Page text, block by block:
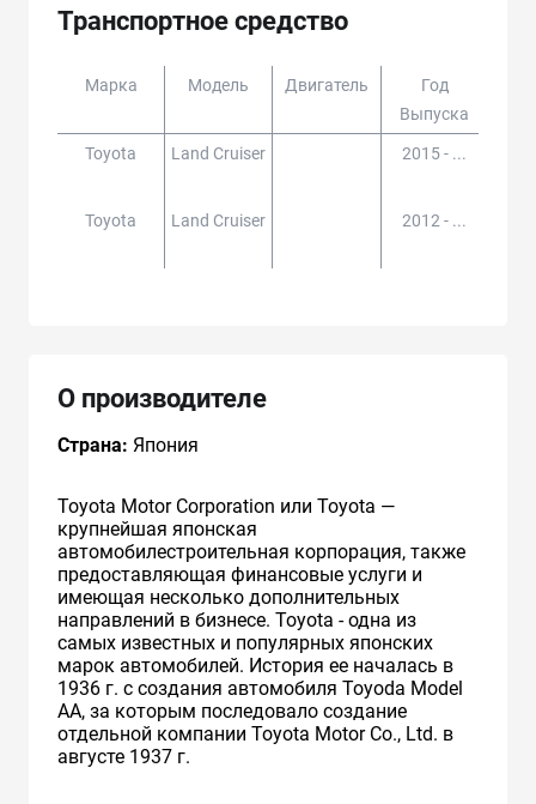
Транспортное средство
Марка Модель Двигатель
Год
Выпуска
Toyota Land Cruiser 2015 - ...
Toyota
Land Cruiser 2012 - ...
О производителе
Страна: Япония
Toyota Motor Corporation или Toyota —
крупнейшая японская
автомобилестроительная корпорация, также
предоставляющая финансовые услуги и
имеющая несколько дополнительных
направлений в бизнесе. Toyota - одна из
самых известных и популярных японских
марок автомобилей. История ее началась в
1936 г. с создания автомобиля Toyoda Model
AA, за которым последовало создание
отдельной компании Toyota Motor Co., Ltd. в
августе 1937 г.